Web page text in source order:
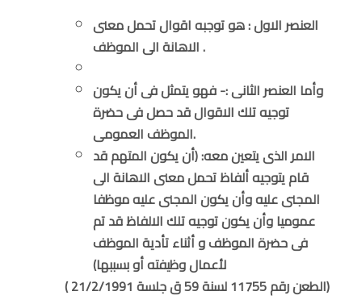
العنصر الاول : هو توجبه اقوال تحمل معنى
الاهانة الى الموظف .
وأما العنصر الثانى :- فهو يتمثل فى أن يكون
توجيه تلك الاقوال قد حصل فى حضرة
الموظف العمومى.
الامر الذى يتعين معه: (أن يكون المتهم قد
قام يتوجيه ألفاظ تحمل معنى الاهانة الى
المجنى عليه وأن يكون المجنى عليه موظفا
عموميا وأن يكون توجيه تلك الالفاظ قد تم
فى حضرة الموظف و أثناء تأدية الموظف
لأعمال وظيفته أو بسببها)
( الطعن رقم 11755 لسنة 59 ق جلسة 21/2/1991)